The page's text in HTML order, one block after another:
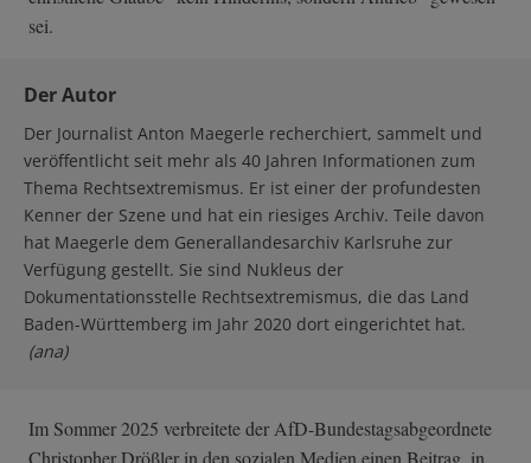
sei.
Der Autor
Der Journalist Anton Maegerle recherchiert, sammelt und
veröffentlicht seit mehr als 40 Jahren Informationen zum
Thema Rechtsextremismus. Er ist einer der profundesten
Kenner der Szene und hat ein riesiges Archiv. Teile davon
hat Maegerle dem Generallandesarchiv Karlsruhe zur
Verfügung gestellt. Sie sind Nukleus der
Dokumentationsstelle Rechtsextremismus, die das Land
Baden-Württemberg im Jahr 2020 dort eingerichtet hat.
(ana)
Im Sommer 2025 verbreitete der AfD-Bundestagsabgeordnete
Christopher Drößler in den sozialen Medien einen Beitrag, in